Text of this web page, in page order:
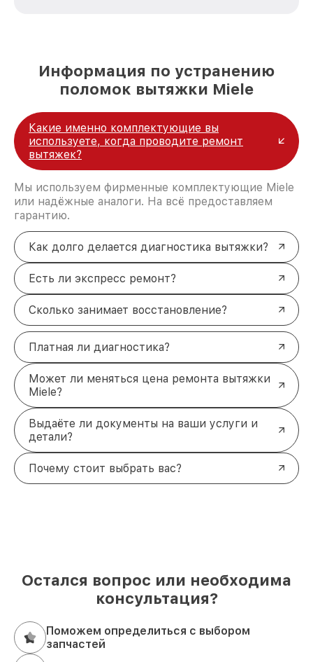
Нижнем Новгороде, постоянно повышая
уровень доверия и лояльности наших
Информация по устранению
поломок вытяжки Miele
Какие именно комплектующие вы
используете, когда проводите ремонт
вытяжек?
Мы используем фирменные комплектующие Miele
или надёжные аналоги. На всё предоставляем
гарантию.
Как долго делается диагностика вытяжки?
Есть ли экспресс ремонт?
Сколько занимает восстановление?
Платная ли диагностика?
Может ли меняться цена ремонта вытяжки
Miele?
Выдаёте ли документы на ваши услуги и
детали?
Почему стоит выбрать вас?
Остался вопрос или необходима
консультация?
Поможем определиться с выбором
запчастей